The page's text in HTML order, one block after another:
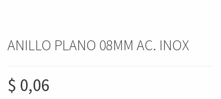
ANILLO PLANO 08MM AC. INOX
$ 0,06